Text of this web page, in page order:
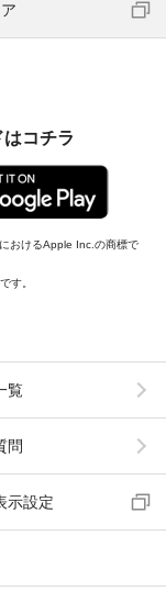
コチラ
おけるApple Inc.の商標で
す。
覧
問
示設定